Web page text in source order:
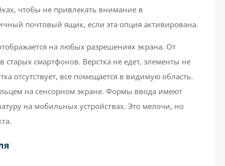
чтобы не привлекать внимание в
почтовый ящик, если эта опция активирована.
на любых разрешениях экрана. От
смартфонов. Верстка не едет, элементы не
отсутствует, все помещается в видимую область.
на сенсорном экране. Формы ввода имеют
на мобильных устройствах. Это мелочи, но